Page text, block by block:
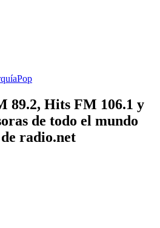
Pop
89.2, Hits FM 106.1 y
de todo el mundo
radio.net